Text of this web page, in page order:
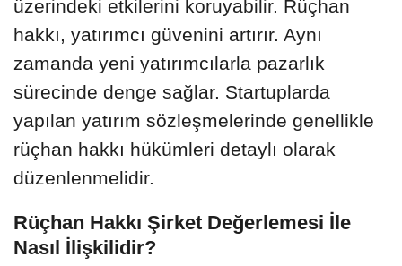
üzerindeki etkilerini koruyabilir. Rüçhan
hakkı, yatırımcı güvenini artırır. Aynı
zamanda yeni yatırımcılarla pazarlık
sürecinde denge sağlar. Startuplarda
yapılan yatırım sözleşmelerinde genellikle
rüçhan hakkı hükümleri detaylı olarak
düzenlenmelidir.
Rüçhan Hakkı Şirket Değerlemesi İle
Nasıl İlişkilidir?